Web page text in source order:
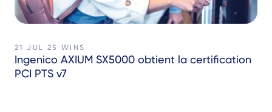
21 JUL 25 WINS
Ingenico AXIUM SX5000 obtient la certification
PCI PTS v7